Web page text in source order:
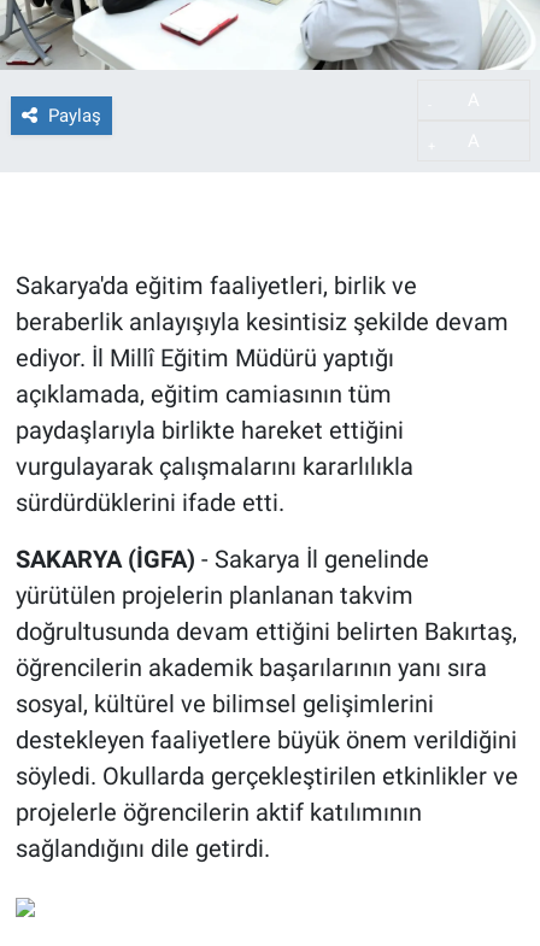
Paylaş
Sakarya'da eğitim faaliyetleri, birlik ve
beraberlik anlayışıyla kesintisiz şekilde devam
ediyor. İl Millî Eğitim Müdürü yaptığı
açıklamada, eğitim camiasının tüm
paydaşlarıyla birlikte hareket ettiğini
vurgulayarak çalışmalarını kararlılıkla
sürdürdüklerini ifade etti.
SAKARYA (İGFA) - Sakarya İl genelinde
yürütülen projelerin planlanan takvim
doğrultusunda devam ettiğini belirten Bakırtaş,
öğrencilerin akademik başarılarının yanı sıra
sosyal, kültürel ve bilimsel gelişimlerini
destekleyen faaliyetlere büyük önem verildiğini
söyledi. Okullarda gerçekleştirilen etkinlikler ve
projelerle öğrencilerin aktif katılımının
sağlandığını dile getirdi.